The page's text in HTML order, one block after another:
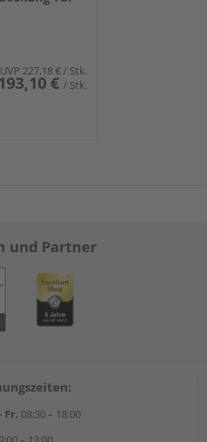
UVP 227,18 €/ Stk.
€ / Stk.
und Partner
Fr. 08:30 – 18:00